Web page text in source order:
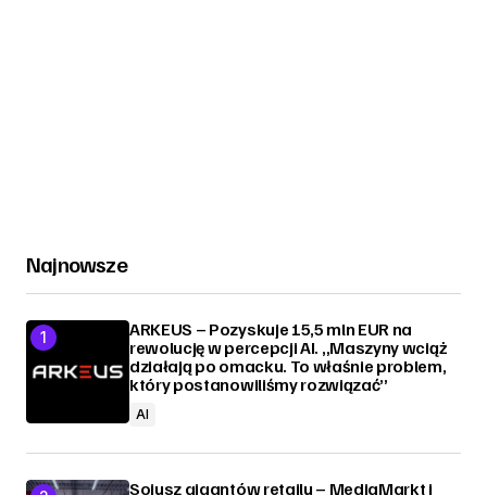
Najnowsze
ARKEUS – Pozyskuje 15,5 mln EUR na
rewolucję w percepcji AI. „Maszyny wciąż
działają po omacku. To właśnie problem,
który postanowiliśmy rozwiązać”
AI
Sojusz gigantów retailu – MediaMarkt i